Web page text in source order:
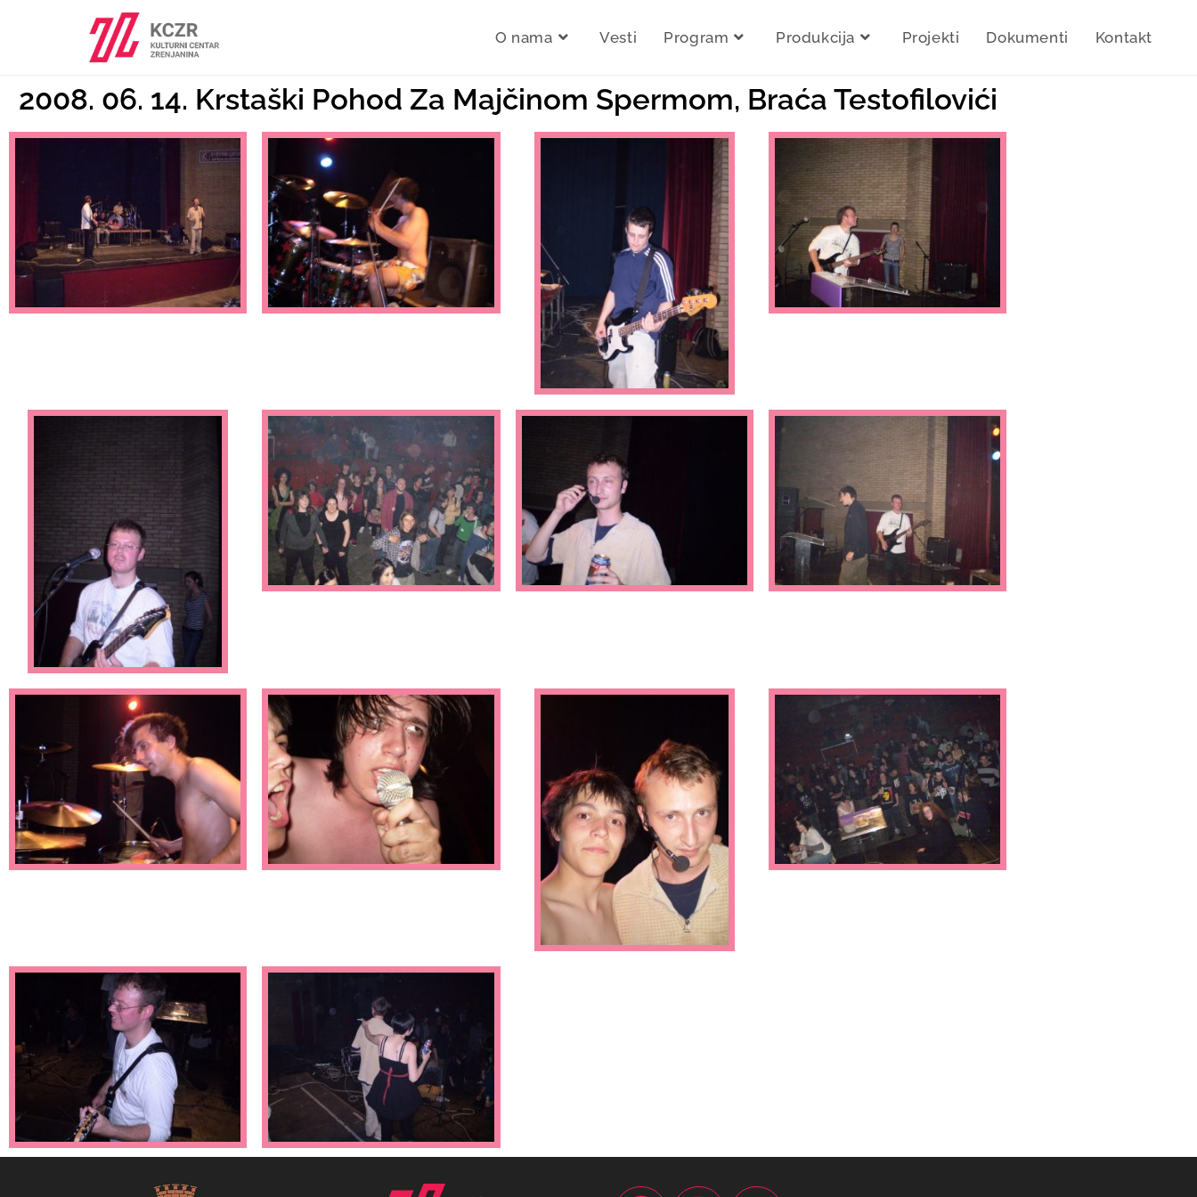
O nama Vesti Program Produkcija Projekti Dokumenti Kontakt
2008. 06. 14. Krstaški Pohod Za Majčinom Spermom, Braća Testofilovići